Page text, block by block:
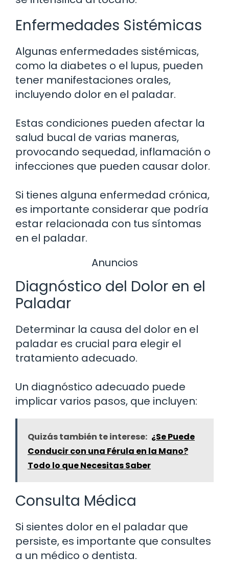
Enfermedades Sistémicas
Algunas enfermedades sistémicas,
como la diabetes o el lupus, pueden
tener manifestaciones orales,
incluyendo dolor en el paladar.
Estas condiciones pueden afectar la
salud bucal de varias maneras,
provocando sequedad, inflamación o
infecciones que pueden causar dolor.
Si tienes alguna enfermedad crónica,
es importante considerar que podría
estar relacionada con tus síntomas
en el paladar.
Anuncios
Diagnóstico del Dolor en el
Paladar
Determinar la causa del dolor en el
paladar es crucial para elegir el
tratamiento adecuado.
Un diagnóstico adecuado puede
implicar varios pasos, que incluyen:
Quizás también te interese: ¿Se Puede
Conducir con una Férula en la Mano?
Todo lo que Necesitas Saber
Consulta Médica
Si sientes dolor en el paladar que
persiste, es importante que consultes
a un médico o dentista.